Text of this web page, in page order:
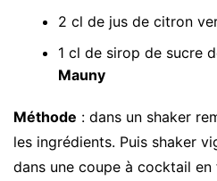
2 cl de jus de citron
1 cl de sirop de sucre
Mauny
Méthode : dans un shaker
les ingrédients. Puis shaker
dans une coupe à cocktail